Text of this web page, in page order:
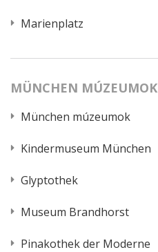
Marienplatz
MÜNCHEN MÚZEUMOK
München múzeumok
Kindermuseum München
Glyptothek
Museum Brandhorst
Pinakothek der Moderne